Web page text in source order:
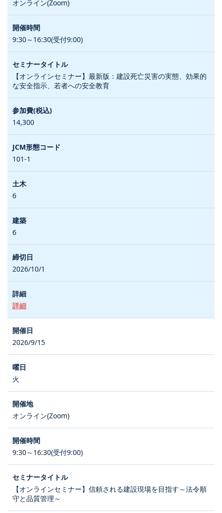
オンライン(Zoom)
9:30～16:30(受付9:00)
【オンラインセミナー】最新版：建設死亡災害の実態、効果的
な安全指示、若者への安全教育
14,300
101-1
6
6
2026/10/1
詳細
2026/9/15
火
オンライン(Zoom)
9:30～16:30(受付9:00)
【オンラインセミナー】信頼される建設現場を目指す～法令順
守と品質管理～